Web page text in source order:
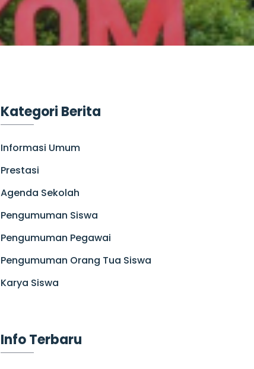
Kategori Berita
Informasi Umum
Prestasi
Agenda Sekolah
Pengumuman Siswa
Pengumuman Pegawai
Pengumuman Orang Tua Siswa
Karya Siswa
Info Terbaru